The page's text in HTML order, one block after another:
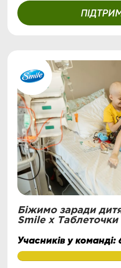
Біжимо заради
Smile x Таблеточки
Учасників у команді: